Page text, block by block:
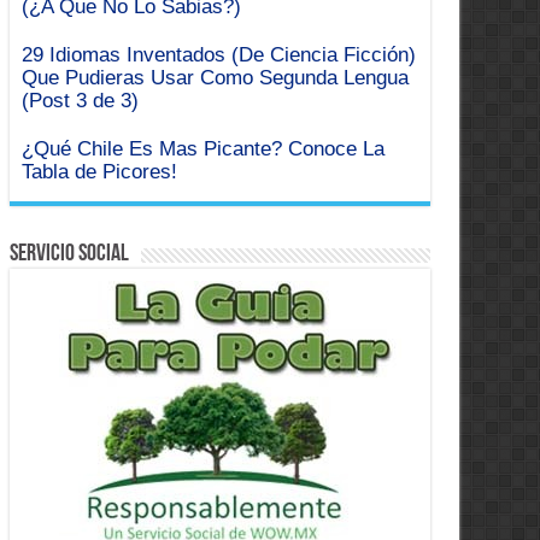
(¿A Que No Lo Sabias?)
29 Idiomas Inventados (De Ciencia Ficción)
Que Pudieras Usar Como Segunda Lengua
(Post 3 de 3)
¿Qué Chile Es Mas Picante? Conoce La
Tabla de Picores!
Servicio Social